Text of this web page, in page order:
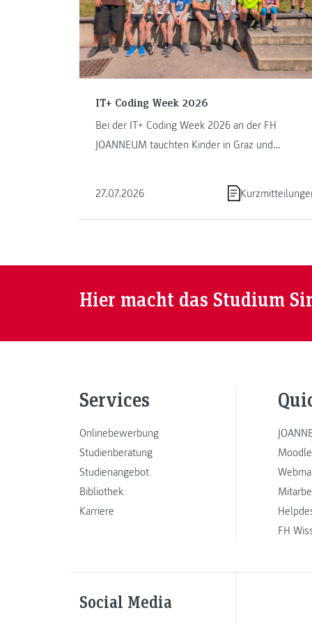
IT+ Coding Week 2026
Bei der IT+ Coding Week 2026 an der FH
JOANNEUM tauchten Kinder in Graz und
27.07.2026
Hier macht das Studium
Services
Onlinebewerbung
Studienberatung
Studienangebot
Bibliothek
Karriere
FH
Social Media